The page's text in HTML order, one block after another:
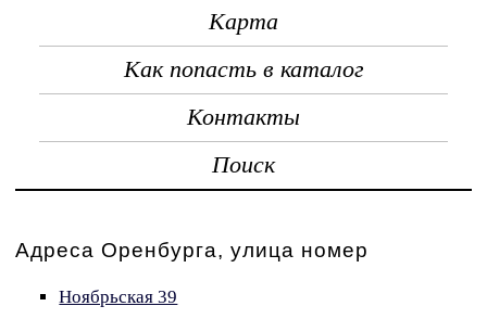
Карта
Как попасть в каталог
Контакты
Поиск
Адреса Оренбурга, улица номер
Ноябрьская 39